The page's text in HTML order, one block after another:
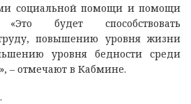
социальной помощи и помощи
будет способствовать
повышению уровня жизни
уровня бедности среди
– отмечают в Кабмине.